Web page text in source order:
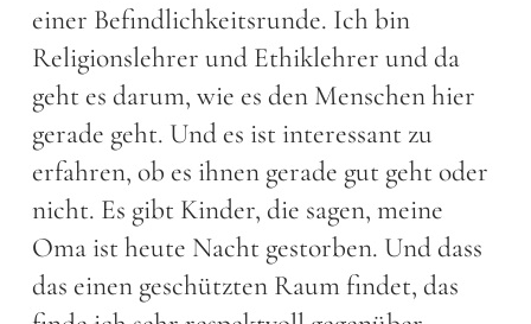
einer Befindlichkeitsrunde. Ich bin
Religionslehrer und Ethiklehrer und da
geht es darum, wie es den Menschen hier
gerade geht. Und es ist interessant zu
erfahren, ob es ihnen gerade gut geht oder
nicht. Es gibt Kinder, die sagen, meine
Oma ist heute Nacht gestorben. Und dass
das einen geschützten Raum findet, das